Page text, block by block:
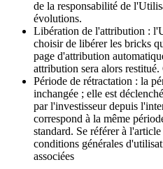
de la responsabilité de
évolutions.
Libération de l'attribution :
choisir de libérer les bricks
page d'attribution
attribution sera alors
Période de rétractation : la
inchangée ; elle est
par l'investisseur depuis
correspond à la même
standard. Se référer à
conditions générales
associées